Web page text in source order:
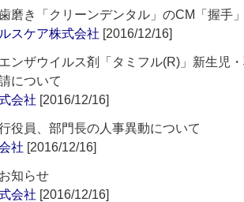
磨き「クリーンデンタル」のCM「握手
スケア株式会社 [2016/12/16]
ンザウイルス剤「タミフル(R)」新生児
について
会社 [2016/12/16]
役員、部門長の人事異動について
社 [2016/12/16]
知らせ
会社 [2016/12/16]